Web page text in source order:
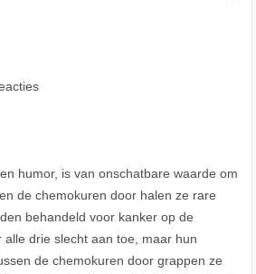
humor, is van onschatbare waarde om
de chemokuren door halen ze rare
behandeld voor kanker op de
drie slecht aan toe, maar hun
de chemokuren door grappen ze